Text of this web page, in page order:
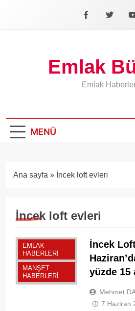
Facebook
X
Emlak
Emlak
MENÜ
Ana sayfa » İncek loft evleri
İncek loft evleri
EMLAK
HABERLERI
MANŞET
HABERLERI
İncek
yüzde 15
Mehmet
7 Haziran